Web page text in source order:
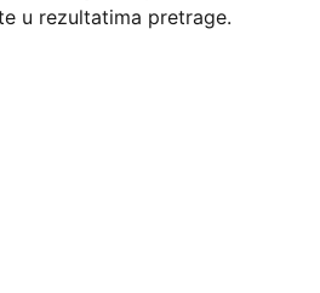
u rezultatima pretrage.